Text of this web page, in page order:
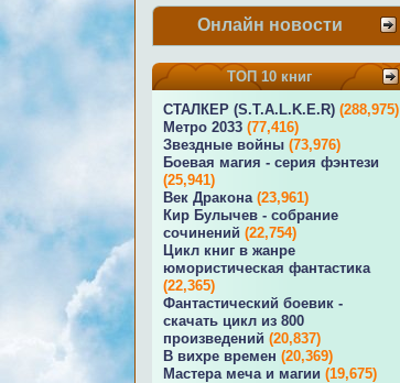
Онлайн новости
ТОП 10 книг
СТАЛКЕР (S.T.A.L.K.E.R) (288,975)
Метро 2033 (77,416)
Звездные войны (73,976)
Боевая магия - серия фэнтези
(25,941)
Век Дракона (23,961)
Кир Булычев - собрание
сочинений (22,754)
Цикл книг в жанре
юмористическая фантастика
(22,365)
Фантастический боевик -
скачать цикл из 800
произведений (20,837)
В вихре времен (20,369)
Мастера меча и магии (19,675)